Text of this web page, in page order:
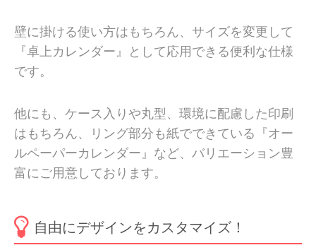
壁に掛ける使い方はもちろん、サイズを変更して
『卓上カレンダー』として応用できる便利な仕様
です。
他にも、ケース入りや丸型、環境に配慮した印刷
はもちろん、リング部分も紙でできている『オー
ルペーパーカレンダー』など、バリエーション豊
富にご用意しております。
自由にデザインをカスタマイズ！